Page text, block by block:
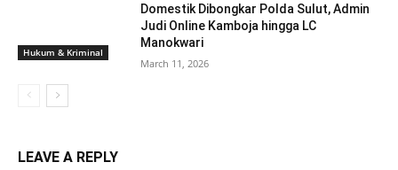
Hukum & Kriminal
Domestik Dibongkar Polda Sulut, Admin
Judi Online Kamboja hingga LC
Manokwari
March 11, 2026
LEAVE A REPLY